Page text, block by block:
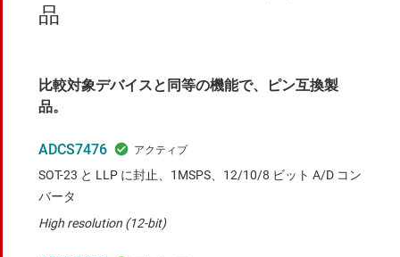
品
比較対象デバイスと同等の機能で、ピン互換製
品。
ADCS7476
SOT-23 と LLP に封止、1MSPS、12/10/8 ビット A/D コン
バータ
High resolution (12-bit)